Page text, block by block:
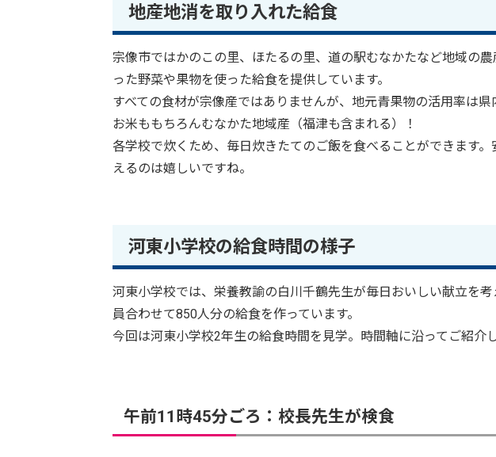
地産地消を取り入れた給食
宗像市ではかのこの里、ほたるの里、道の駅むなかたなど地域の
った野菜や果物を使った給食を提供しています。
すべての食材が宗像産ではありませんが、地元青果物の活用率は県
お米ももちろんむなかた地域産（福津も含まれる）！
各学校で炊くため、毎日炊きたてのご飯を食べることができます
えるのは嬉しいですね。
河東小学校の給食時間の様子
河東小学校では、栄養教諭の白川千鶴先生が毎日おいしい献立を
員合わせて850人分の給食を作っています。
今回は河東小学校2年生の給食時間を見学。時間軸に沿ってご紹介し
午前11時45分ごろ：校長先生が検食